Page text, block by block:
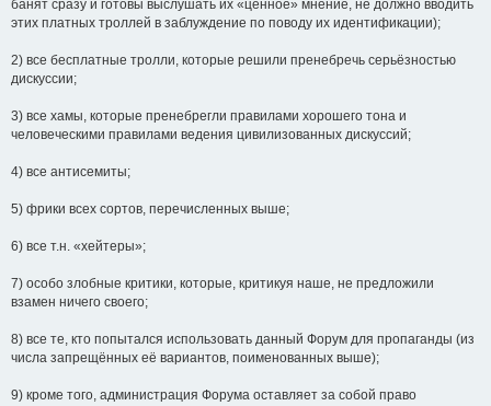
банят сразу и готовы выслушать их «ценное» мнение, не должно вводить
этих платных троллей в заблуждение по поводу их идентификации);
2) все бесплатные тролли, которые решили пренебречь серьёзностью
дискуссии;
3) все хамы, которые пренебрегли правилами хорошего тона и
человеческими правилами ведения цивилизованных дискуссий;
4) все антисемиты;
5) фрики всех сортов, перечисленных выше;
6) все т.н. «хейтеры»;
7) особо злобные критики, которые, критикуя наше, не предложили
взамен ничего своего;
8) все те, кто попытался использовать данный Форум для пропаганды (из
числа запрещённых её вариантов, поименованных выше);
9) кроме того, администрация Форума оставляет за собой право